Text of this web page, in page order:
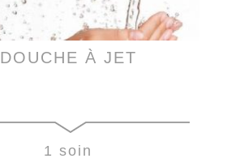
DOUCHE À JET
1 soin